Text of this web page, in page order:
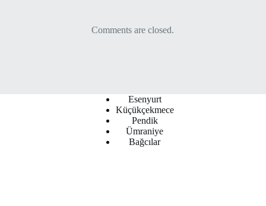
Comments are closed.
Esenyurt
Küçükçekmece
Pendik
Ümraniye
Bağcılar